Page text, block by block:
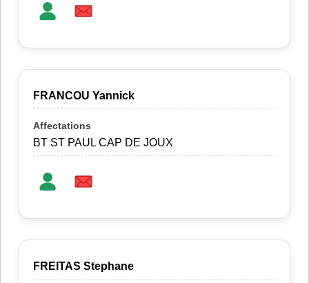
FRANCOU Yannick
BT ST PAUL CAP DE JOUX
FREITAS Stephane